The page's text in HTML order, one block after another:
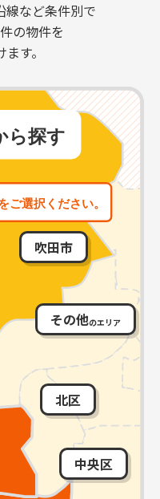
線など条件別で
の物件を
す。
吹田市
その他のエリア
北区
中央区